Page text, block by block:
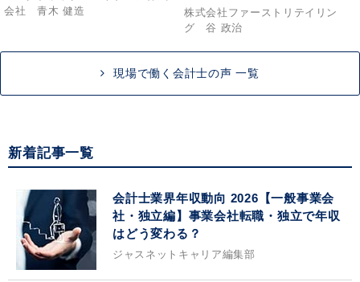
会社 青木 健造
株式会社ファーストリテイリン
グ 谷 政治
現場で働く会計士の声 一覧
新着記事一覧
会計士業界年収動向 2026【一般事業会
社・独立編】事業会社転職・独立で年収
はどう変わる？
ジャスネットキャリア編集部